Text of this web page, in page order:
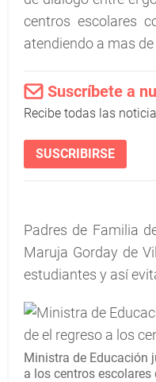
centros escolares
atendiendo a mas
Suscríbete a
Recibe todas las
SUSCRIBIRSE
Padres de Familia
Maruja Gorday de
estudiantes y así
Ministra de Educación
a los centros